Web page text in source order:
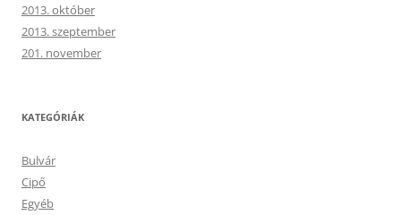
2013. október
2013. szeptember
201. november
KATEGÓRIÁK
Bulvár
Cipő
Egyéb